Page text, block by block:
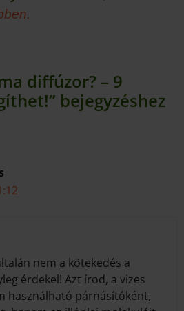
diffúzor? – 9
bejegyzéshez
nem a kötekedés a
érdekel! Azt írod, a vizes
használható párnásítóként,